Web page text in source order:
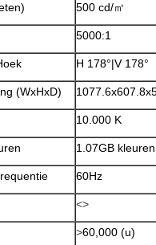
500 cd/㎡
5000:1
H 178°|V 178°
(WxHxD)
10.000 K
1.07GB kleuren
60Hz
<>
>60,000 (u)